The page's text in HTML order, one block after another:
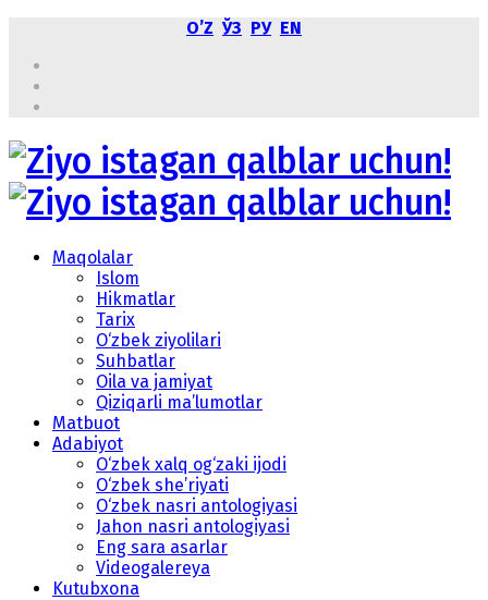
OʼZ ЎЗ РУ EN
Maqolalar
Islom
Hikmatlar
Tarix
O‘zbek ziyolilari
Suhbatlar
Oila va jamiyat
Qiziqarli ma’lumotlar
Matbuot
Adabiyot
O‘zbek xalq og‘zaki ijodi
O‘zbek she’riyati
O‘zbek nasri antologiyasi
Jahon nasri antologiyasi
Eng sara asarlar
Videogalereya
Kutubxona